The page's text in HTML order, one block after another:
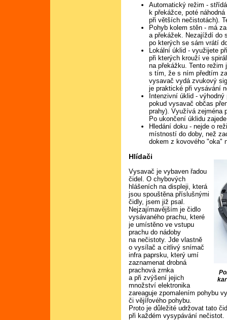
Automatický režim -
k překážce, poté
při větších nečistotách).
Pohyb kolem stěn - má
a překážek. Nezajíždí do
po kterých se sám vrátí
Lokální úklid - využijete
při kterých krouží ve
na překážku. Tento
s tím, že s ním předtím
vysavač vydá zvukový
je praktické při vysávání
Intenzivní úklid -
pokud vysavač občas
prahy). Využívá zejména
Po ukončení úklidu
Hledání doku - nejde o
místností do doby, než
dokem z kovového "oka"
Hlídači
Vysavač je vybaven řadou
čidel. O chybových
hlášeních na displeji, která
jsou spouštěna příslušnými
čidly, jsem již psal.
Nejzajímavějším je čidlo
vysávaného prachu, které
je umístěno ve vstupu
prachu do nádoby
na nečistoty. Jde vlastně
o vysílač a citlivý snímač
infra paprsku, který umí
zaznamenat drobná
prachová zrnka
a při zvýšení jejich
množství elektronika
zareaguje zpomalením pohybu
či vějířového pohybu.
Proto je důležité udržovat tato
při každém vysypávání nečistot.